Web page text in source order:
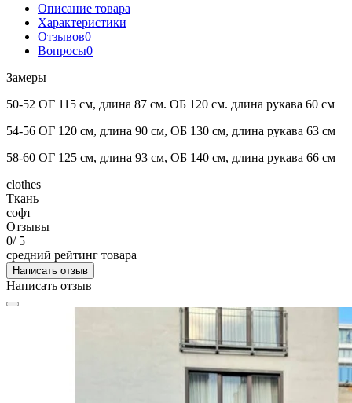
Описание товара
Характеристики
Отзывов0
Вопросы0
Замеры
50-52 ОГ 115 см, длина 87 см. ОБ 120 см. длина рукава 60 см
54-56 ОГ 120 см, длина 90 см, ОБ 130 см, длина рукава 63 см
58-60 ОГ 125 см, длина 93 см, ОБ 140 см, длина рукава 66 см
clothes
Ткань
софт
Отзывы
0/ 5
средний рейтинг товара
Написать отзыв
Написать отзыв